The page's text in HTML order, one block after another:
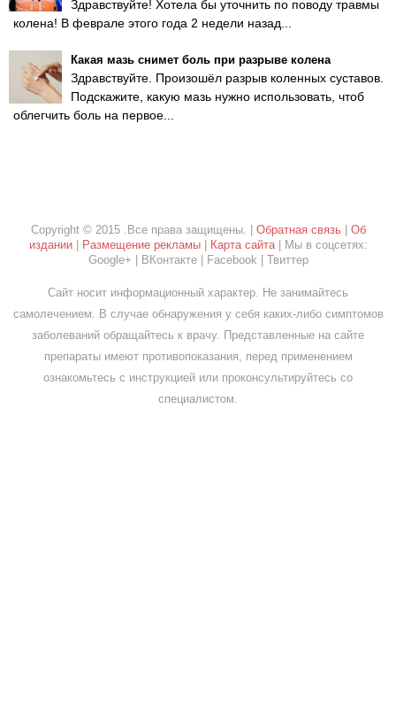
Здравствуйте! Хотела бы уточнить по поводу травмы
колена! В феврале этого года 2 недели назад...
Какая мазь снимет боль при разрыве колена
Здравствуйте. Произошёл разрыв коленных суставов.
Подскажите, какую мазь нужно использовать, чтоб
облегчить боль на первое...
Copyright © 2015 .Все права защищены. | Обратная связь| Об
издании| Размещение рекламы| Карта сайта| Мы в соцсетях:
Google+ | ВКонтакте | Facebook | Твиттер
Сайт носит информационный характер. Не занимайтесь
самолечением. В случае обнаружения у себя каких-либо симптомов
заболеваний обращайтесь к врачу. Представленные на сайте
препараты имеют противопоказания, перед применением
ознакомьтесь с инструкцией или проконсультируйтесь со
специалистом.